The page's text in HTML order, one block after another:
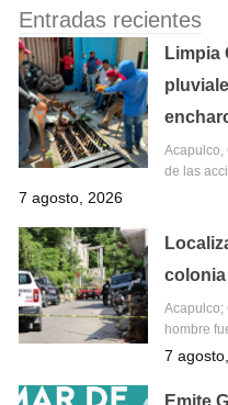
Entradas recientes
Limpia
Acapulco,
de las
7 agosto, 2026
Acapulco;
hombre
7